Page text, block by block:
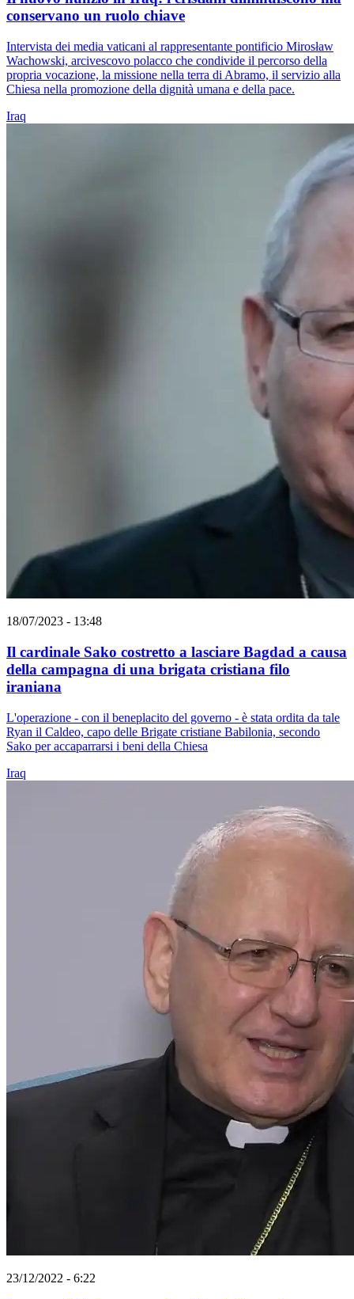
conservano un ruolo chiave
Intervista dei media vaticani al rappresentante pontificio Mirosław
Wachowski, arcivescovo polacco che condivide il percorso della
propria vocazione, la missione nella terra di Abramo, il servizio alla
Chiesa nella promozione della dignità umana e della pace.
Iraq
18/07/2023 - 13:48
Il cardinale Sako costretto a lasciare Bagdad a causa
della campagna di una brigata cristiana filo
iraniana
L'operazione - con il beneplacito del governo - è stata ordita da tale
Ryan il Caldeo, capo delle Brigate cristiane Babilonia, secondo
Sako per accaparrarsi i beni della Chiesa
Iraq
23/12/2022 - 6:22